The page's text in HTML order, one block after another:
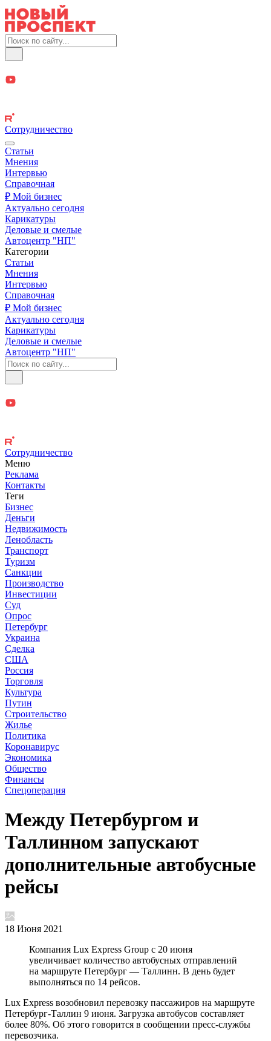
Сотрудничество
Статьи
Мнения
Интервью
Справочная
₽ Мой бизнес
Актуально сегодня
Карикатуры
Деловые и смелые
Автоцентр "НП"
Категории
Статьи
Мнения
Интервью
Справочная
₽ Мой бизнес
Актуально сегодня
Карикатуры
Деловые и смелые
Автоцентр "НП"
Сотрудничество
Меню
Реклама
Контакты
Теги
Бизнес
Деньги
Недвижимость
Ленобласть
Транспорт
Туризм
Санкции
Производство
Инвестиции
Суд
Опрос
Петербург
Украина
Сделка
США
Россия
Торговля
Культура
Путин
Строительство
Жилье
Политика
Коронавирус
Экономика
Общество
Финансы
Спецоперация
Между Петербургом и
Таллинном запускают
дополнительные автобусные
рейсы
18 Июня 2021
Компания Lux Express Group с 20 июня
увеличивает количество автобусных отправлений
на маршруте Петербург — Таллинн. В день будет
выполняться по 14 рейсов.
Lux Express возобновил перевозку пассажиров на маршруте
Петербург-Таллин 9 июня. Загрузка автобусов составляет
более 80%. Об этого говорится в сообщении пресс-службы
перевозчика.